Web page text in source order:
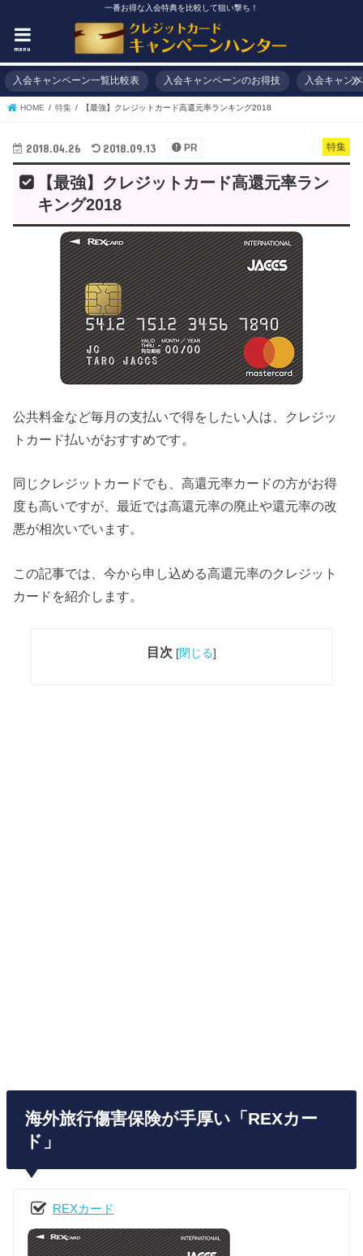
一番お得な入会特典を比較して狙い撃ち！
menu
入会キャンペーン一覧比較表 入会キャンペーンのお得技 入会キャン
HOME 特集 【最強】クレジットカード高還元率ランキング2018
特集
2018.04.26 2018.09.13 PR
【最強】クレジットカード高還元率ラン
キング2018
公共料金など毎月の支払いで得をしたい人は、クレジッ
トカード払いがおすすめです。
同じクレジットカードでも、高還元率カードの方がお得
度も高いですが、最近では高還元率の廃止や還元率の改
悪が相次いでいます。
この記事では、今から申し込める高還元率のクレジット
カードを紹介します。
目次 [閉じる]
海外旅行傷害保険が手厚い「REXカー
ド」
REXカード